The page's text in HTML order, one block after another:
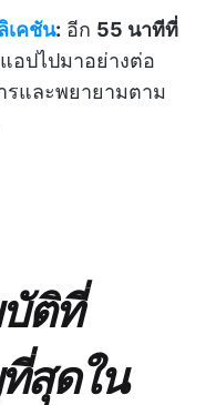
เคชัน: อีก 55 นาทีที่
ปไปมาอย่างต่อ
รและพยายามตาม
ติที่
สุดใน